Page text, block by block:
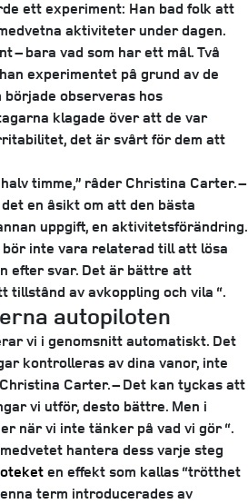
ett experiment: Han bad folk att
aktiviteter under dagen.
– bara vad som har ett mål. Två
experimentet på grund av de
observeras hos
klagade över att de var
det är svårt för dem att
timme,” råder Christina Carter. –
en åsikt om att den bästa
uppgift, en aktivitetsförändring.
inte vara relaterad till att lösa
efter svar. Det är bättre att
tillstånd av avkoppling och vila “.
autopiloten
vi i genomsnitt automatiskt. Det
kontrolleras av dina vanor, inte
Carter. – Det kan tyckas att
vi utför, desto bättre. Men i
när vi inte tänker på vad vi gör “.
hantera dess varje steg
en effekt som kallas “trötthet
term introducerades av